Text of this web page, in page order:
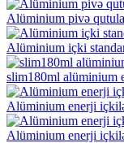
Alüminium pivə
Alüminium içki
slim180ml alüminium
Alüminium enerji
Alüminium enerji